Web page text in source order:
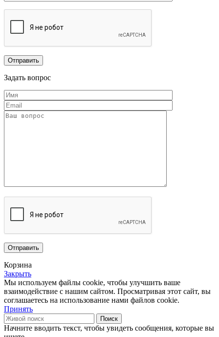
Задать вопрос
Корзина
Закрыть
Мы используем файлы cookie, чтобы улучшить ваше
взаимодействие с нашим сайтом. Просматривая этот сайт, вы
соглашаетесь на использование нами файлов cookie.
Принять
Поиск
Начните вводить текст, чтобы увидеть сообщения, которые вы